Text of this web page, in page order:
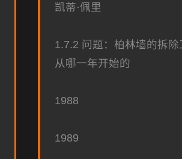
凯蒂·佩里
1.7.2 问题：柏林墙的拆除
从哪一年开始的
1988
1989